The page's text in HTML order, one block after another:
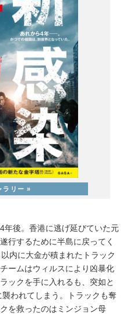
年後。香港に逃げ延びていた元
行するために半島に戻ってく
内に大金が積まれたトラック
ームはウィルスにより凶暴化
ックを手に入れるも、突如と
われてしまう。トラックも奪
を救ったのはミンジョン母